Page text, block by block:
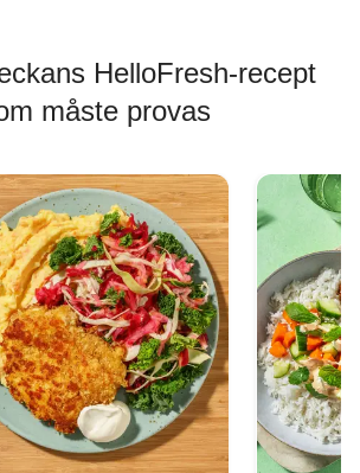
HelloFresh-recept
måste provas